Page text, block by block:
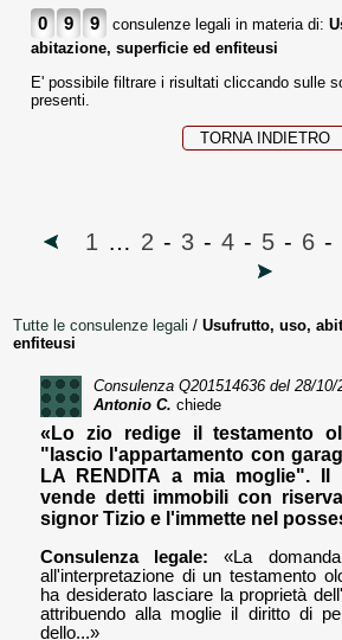
0 9 9 consulenze legali in materia di:
abitazione, superficie ed enfiteusi
E' possibile filtrare i risultati cliccando sulle
presenti.
TORNA INDIETRO
1 … 2 - 3 - 4 - 5 - 6 -
Tutte le consulenze legali / Usufrutto, uso,
enfiteusi
Consulenza Q201514636 del 28/10/
Antonio C. chiede
«Lo zio redige il testamento
"lascio l'appartamento con
LA RENDITA a mia moglie". Il
vende detti immobili con
signor Tizio e l'immette nel
Consulenza legale: «La
all'interpretazione di un testamento
ha desiderato lasciare la proprietà
attribuendo alla moglie il diritto di
dello...»